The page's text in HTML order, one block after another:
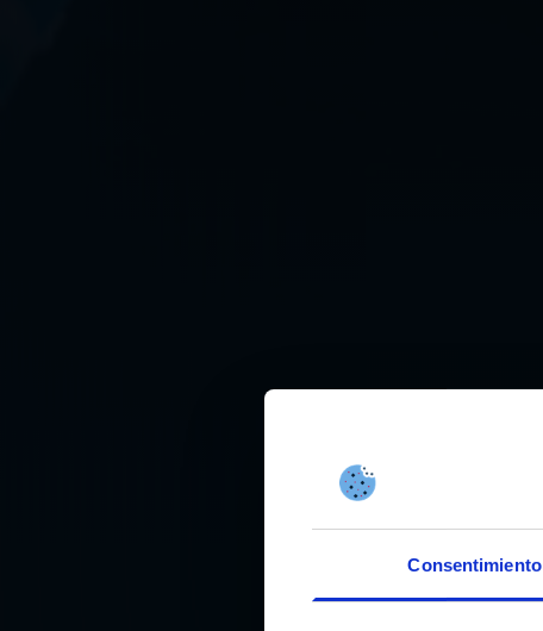
Consentimiento